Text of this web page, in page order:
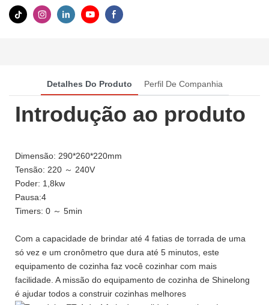
Detalhes Do Produto Perfil De Companhia
Introdução ao produto
Dimensão: 290*260*220mm
Tensão: 220 ～ 240V
Poder: 1,8kw
Pausa:4
Timers: 0 ～ 5min
Com a capacidade de brindar até 4 fatias de torrada de uma
só vez e um cronômetro que dura até 5 minutos, este
equipamento de cozinha faz você cozinhar com mais
facilidade. A missão do equipamento de cozinha de Shinelong
é ajudar todos a construir cozinhas melhores